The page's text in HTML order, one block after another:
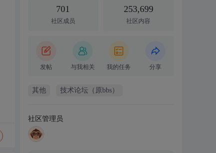
701
社区成员
253,699
社区内容
发帖 与我相关 我的任务 分享
其他 技术论坛（原bbs）
社区管理员